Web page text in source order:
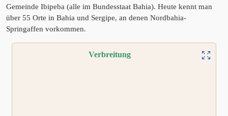
Gemeinde Ibipeba (alle im Bundesstaat Bahia). Heute kennt man
über 55 Orte in Bahia und Sergipe, an denen Nordbahia-
Springaffen vorkommen.
Verbreitung